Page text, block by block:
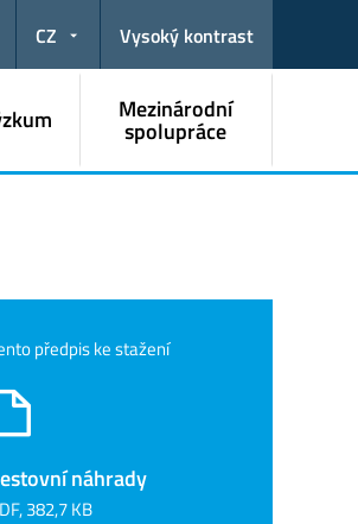
CZ Vysoký kontrast
Mezinárodní
spolupráce
předpis ke stažení
náhrady
382,7 KB